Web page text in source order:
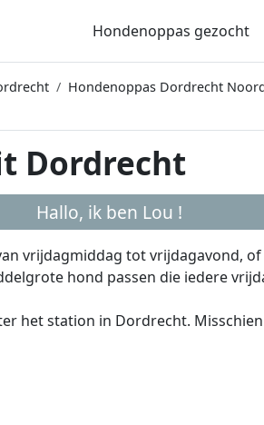
Hondenoppas gezocht
Hondenoppas Dordrecht
Dordrecht
Hallo, ik ben Lou !
vrijdagmiddag tot vrijdagavond,
hond passen die iedere
het station in Dordrecht.